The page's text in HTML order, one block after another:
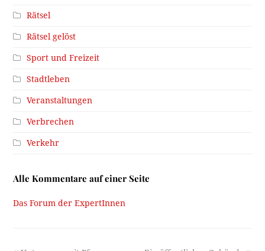
Rätsel
Rätsel gelöst
Sport und Freizeit
Stadtleben
Veranstaltungen
Verbrechen
Verkehr
Alle Kommentare auf einer Seite
Das Forum der ExpertInnen